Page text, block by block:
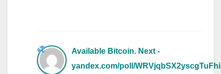
Available Bitcoin. Next -
yandex.com/poll/